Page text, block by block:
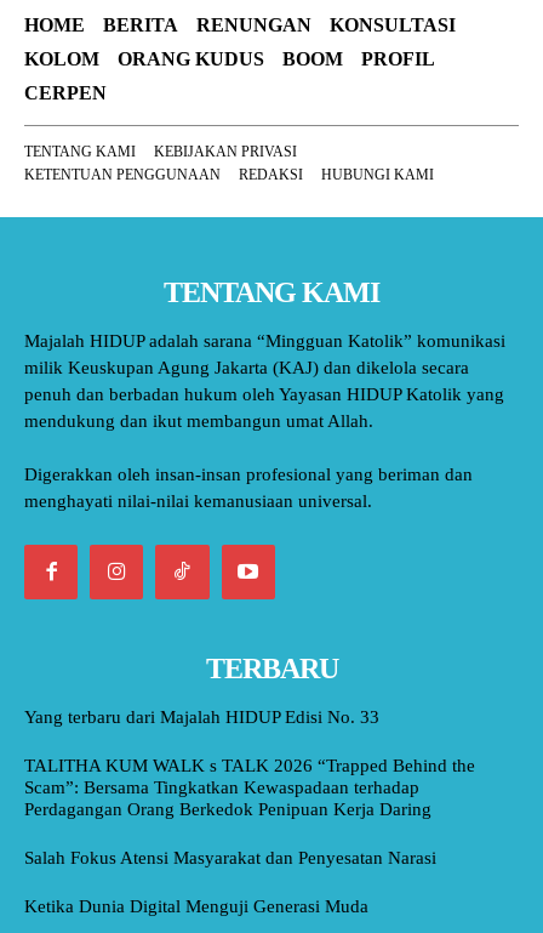
HOME BERITA RENUNGAN
KONSULTASI
KOLOM
ORANG KUDUS BOOM
PROFIL
CERPEN
TENTANG KAMI
KEBIJAKAN PRIVASI
KETENTUAN PENGGUNAAN
REDAKSI HUBUNGI KAMI
TENTANG KAMI
Majalah HIDUP adalah sarana “Mingguan Katolik” komunikasi
milik Keuskupan Agung Jakarta (KAJ) dan dikelola secara
penuh dan berbadan hukum oleh Yayasan HIDUP Katolik yang
mendukung dan ikut membangun umat Allah.
Digerakkan oleh insan-insan profesional yang beriman dan
menghayati nilai-nilai kemanusiaan universal.
TERBARU
Yang terbaru dari Majalah HIDUP Edisi No. 33
TALITHA KUM WALK s TALK 2026 “Trapped Behind the
Scam”: Bersama Tingkatkan Kewaspadaan terhadap
Perdagangan Orang Berkedok Penipuan Kerja Daring
Salah Fokus Atensi Masyarakat dan Penyesatan Narasi
Ketika Dunia Digital Menguji Generasi Muda